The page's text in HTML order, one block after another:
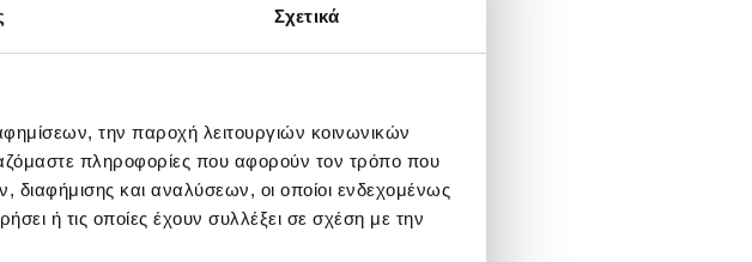
Σχετικά
την παροχή λειτουργιών κοινωνικών
πληροφορίες που αφορούν τον τρόπο που
διαφήμισης και αναλύσεων, οι οποίοι ενδεχομένως
ή τις οποίες έχουν συλλέξει σε σχέση με την
respected, empowered, and
utmost concern. We value
do. We secure safe, healthy, and
We do not accept any